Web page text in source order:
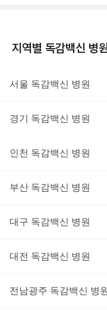
지역별 독감백신 병
서울 독감백신 병원
경기 독감백신 병원
인천 독감백신 병원
부산 독감백신 병원
대구 독감백신 병원
대전 독감백신 병원
전남광주 독감백신 병원